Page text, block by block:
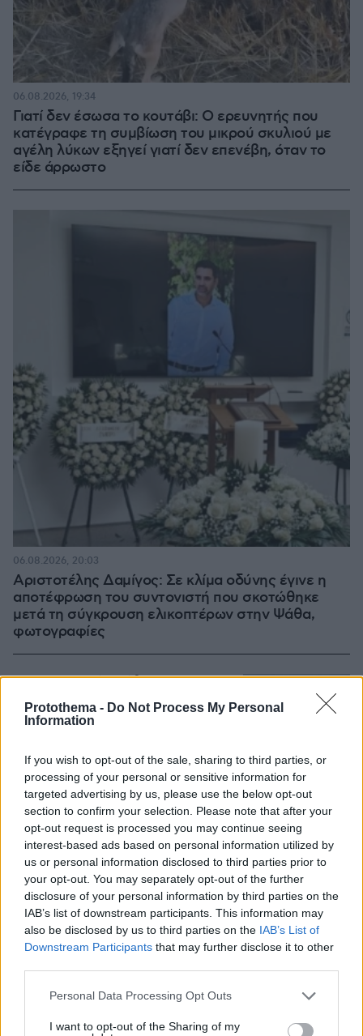
Protothema - Do Not Process My Personal
Information
If you wish to opt-out of the sale, sharing to third parties, or
processing of your personal or sensitive information for
targeted advertising by us, please use the below opt-out
section to confirm your selection. Please note that after your
opt-out request is processed you may continue seeing
interest-based ads based on personal information utilized by
us or personal information disclosed to third parties prior to
your opt-out. You may separately opt-out of the further
disclosure of your personal information by third parties on the
IAB’s list of downstream participants. This information may
also be disclosed by us to third parties on the IAB’s List of
Downstream Participants that may further disclose it to other
Please note that this website/app uses one or more Google
not limited to your visit or usage behaviour. You may click to
Personal Data Processing Opt Outs
I want to opt-out of the Sharing of my
Γιατί δεν έσωσα το κουτάβι: Ο ερευνητής που
κατέγραφε τη συμβίωση του μικρού σκυλιού με
αγέλη λύκων εξηγεί γιατί δεν επενέβη, όταν το
είδε άρρωστο
06.08.2026, 19:34
Αριστοτέλης Δαμίγος: Σε κλίμα οδύνης έγινε η
αποτέφρωση του συντονιστή που σκοτώθηκε
μετά τη σύγκρουση ελικοπτέρων στην Ψάθα,
φωτογραφίες
06.08.2026, 20:03
Η αποκαλυπτική κατάθεση της
γνωρίσαμε τη Λίσα, γιατί υποψιάστηκα
ότι ήταν το πτώμα στη βαλίτσα
06.08.2026, 12:32 273
ΠΑΟΚ - Άντερλεχτ 0-1 (Β' ημίχρονο):
Παλεύει για την ισοφάριση ο
«Δικέφαλος», έχασε πέναλτι ο
Μιχαηλίδης, δείτε το γκολ
πριν 2 λεπτά 6
περισσότεροι ασχολούνται με ένα
06.08.2026, 17:49 131